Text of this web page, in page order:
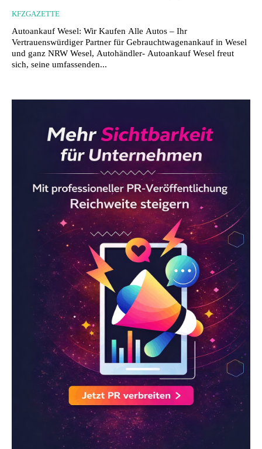
KFZGAZETTE
Autoankauf Wesel: Wir Kaufen Alle Autos – Ihr
Vertrauenswürdiger Partner für Gebrauchtwagenankauf in Wesel
und ganz NRW Wesel, Autohändler- Autoankauf Wesel freut
sich, seine umfassenden...